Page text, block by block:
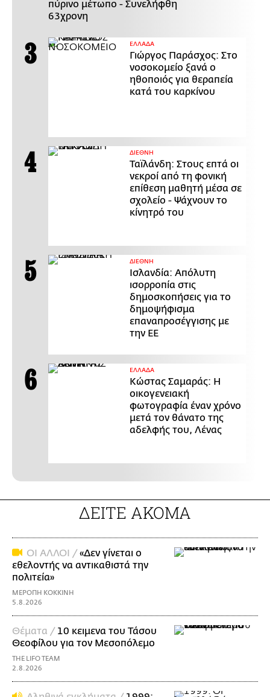
πύρινο μέτωπο - Συνελήφθη
63χρονη
ΕΛΛΑΔΑ
Γιώργος Παράσχος: Στο
νοσοκομείο ξανά ο
ηθοποιός για θεραπεία
κατά του καρκίνου
ΔΙΕΘΝΗ
Ταϊλάνδη: Στους επτά οι
νεκροί από τη φονική
επίθεση μαθητή μέσα σε
σχολείο - Ψάχνουν το
κίνητρό του
ΔΙΕΘΝΗ
Ισλανδία: Απόλυτη
ισορροπία στις
δημοσκοπήσεις για το
δημοψήφισμα
επαναπροσέγγισης με
την ΕΕ
ΕΛΛΑΔΑ
Κώστας Σαμαράς: Η
οικογενειακή
φωτογραφία έναν χρόνο
μετά τον θάνατο της
αδελφής του, Λένας
ΔΕΙΤΕ ΑΚΟΜΑ
OI ΑΛΛΟΙ / «Δεν γίνεται ο
εθελοντής να αντικαθιστά την
πολιτεία»
ΜΕΡΟΠΗ ΚΟΚΚΙΝΗ
5.8.2026
Θέματα / 10 κειμενα του Τάσου
Θεοφίλου για τον Μεσοπόλεμο
THE LIFO TEAM
2.8.2026